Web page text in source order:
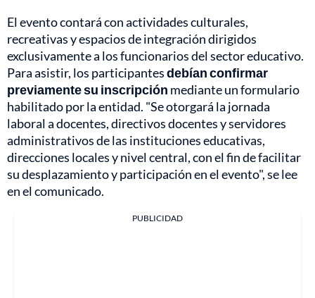
El evento contará con actividades culturales,
recreativas y espacios de integración dirigidos
exclusivamente a los funcionarios del sector educativo.
Para asistir, los participantesdebían confirmar
previamente su inscripción mediante un formulario
habilitado por la entidad. "Se otorgará la jornada
laboral a docentes, directivos docentes y servidores
administrativos de las instituciones educativas,
direcciones locales y nivel central, con el fin de facilitar
su desplazamiento y participación en el evento", se lee
en el comunicado.
PUBLICIDAD